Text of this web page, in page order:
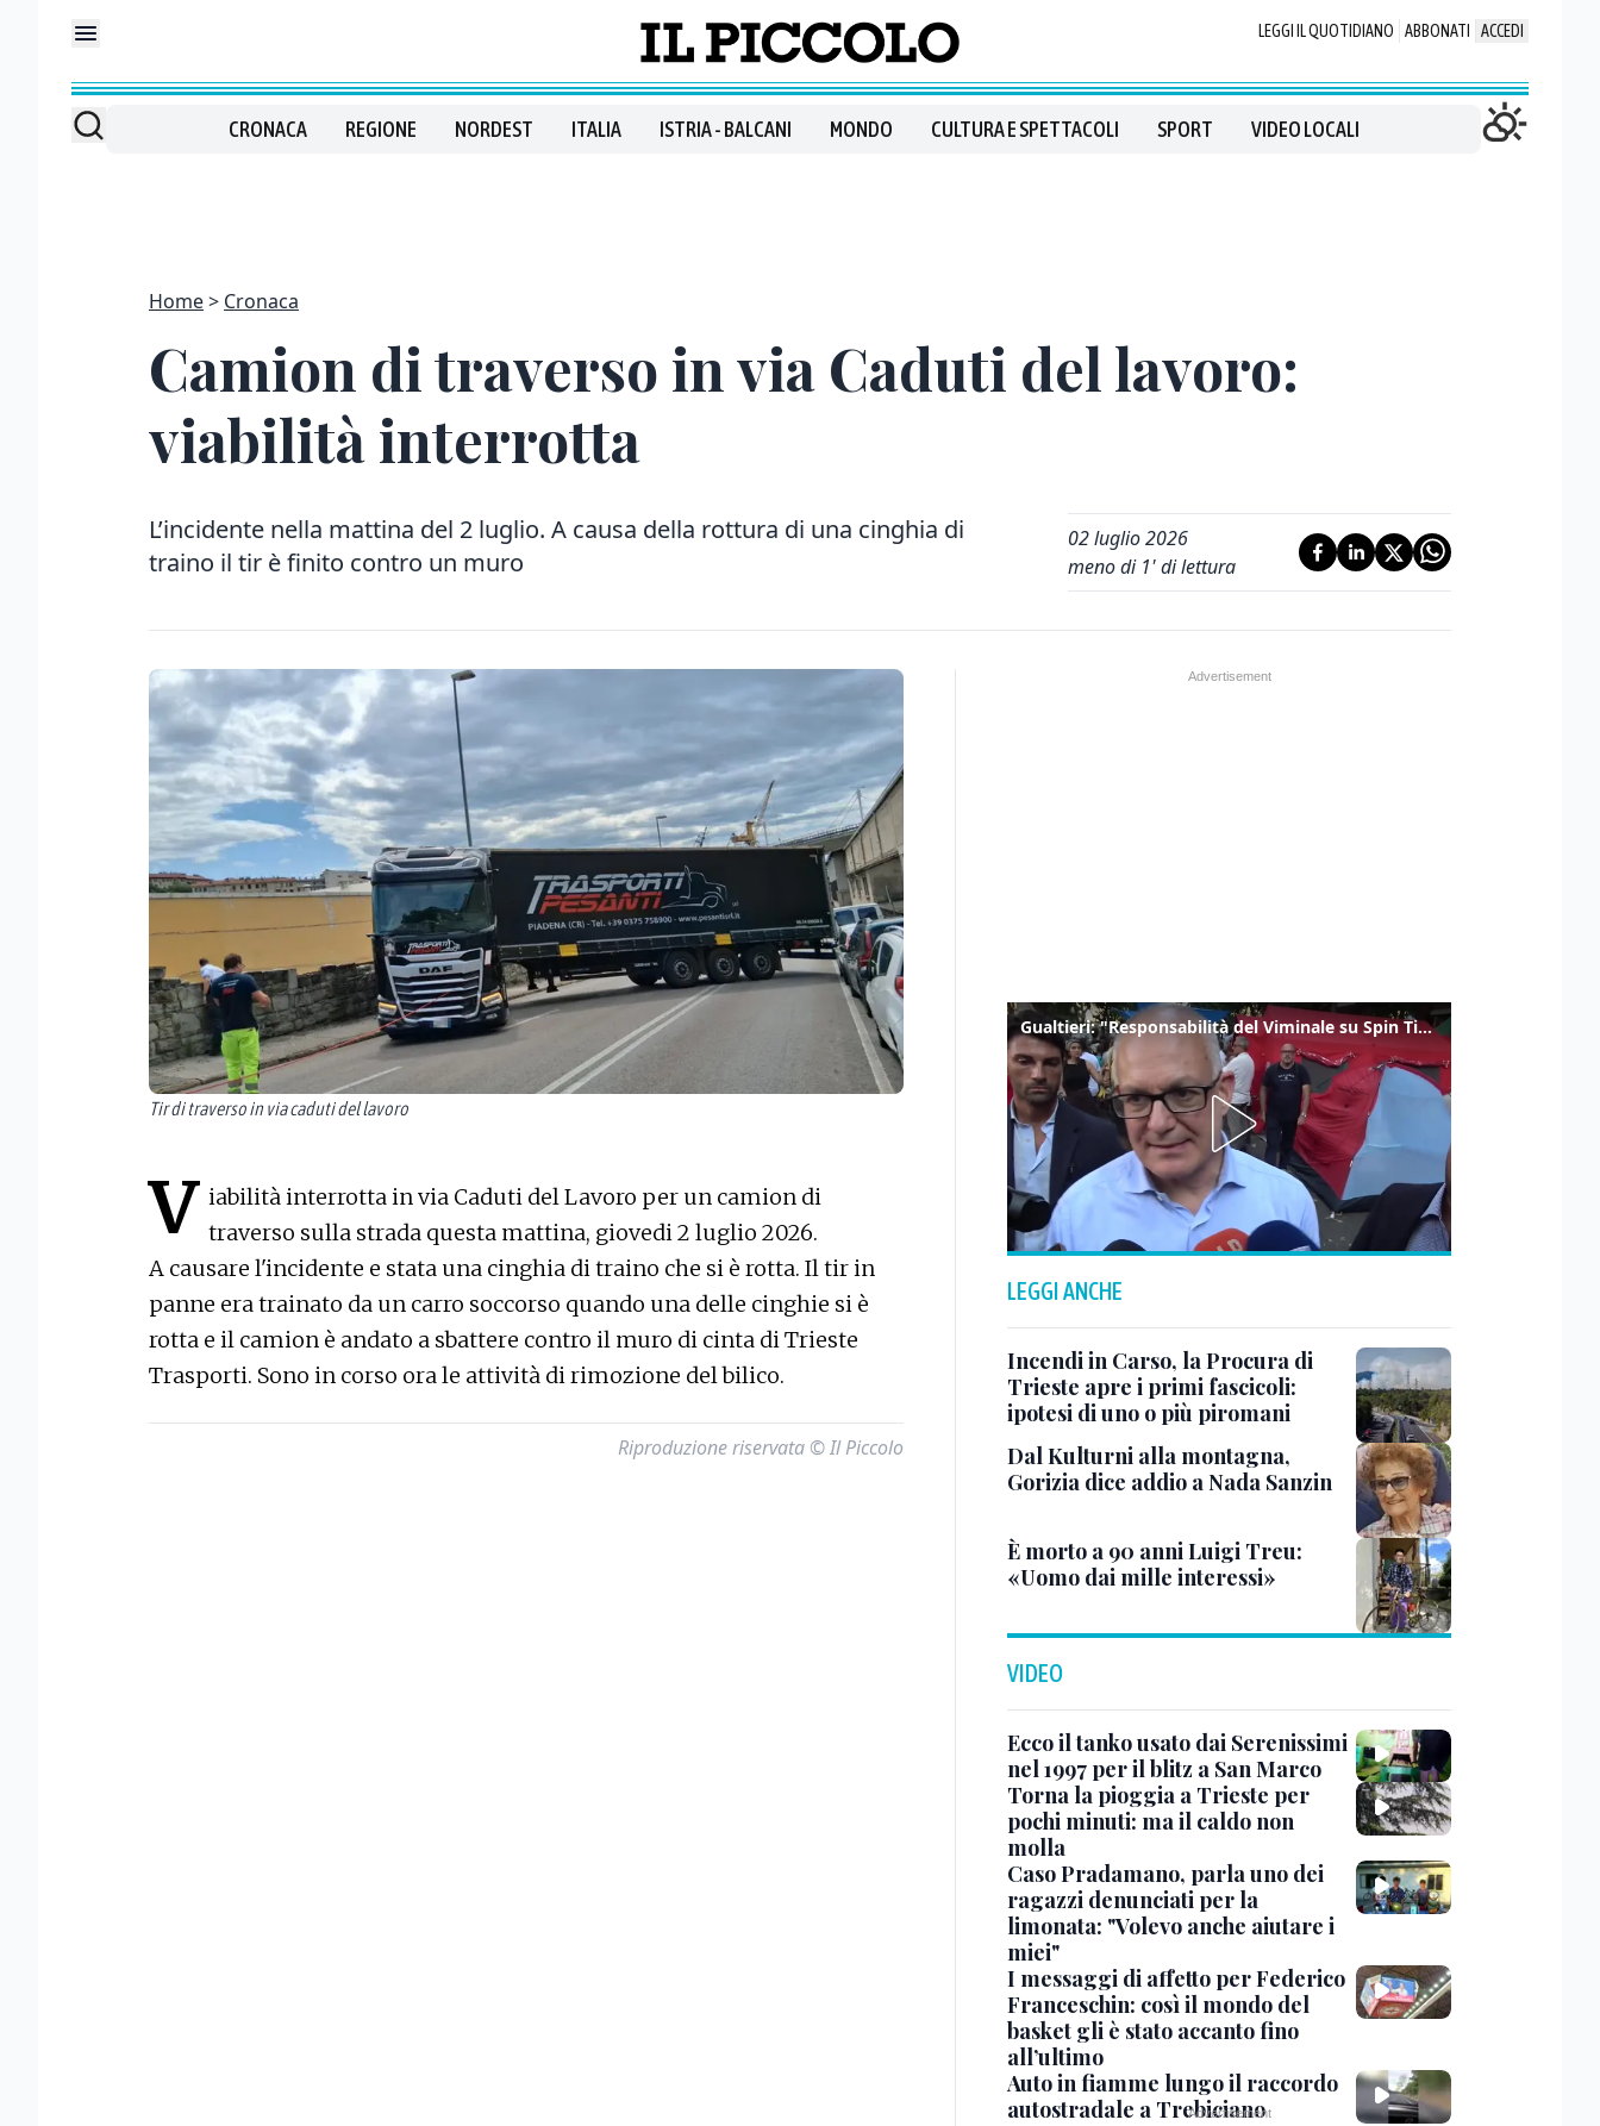
LEGGI IL QUOTIDIANO ABBONATI ACCEDI
CRONACA REGIONE NORDEST ITALIA ISTRIA - BALCANI MONDO CULTURA E SPETTACOLI SPORT VIDEO LOCALI
Home Cronaca
Camion di traverso in via Caduti del lavoro:
viabilità interrotta
L’incidente nella mattina del 2 luglio. A causa della rottura di una cinghia di
traino il tir è finito contro un muro
02 luglio 2026
meno di 1' di lettura
Tir di traverso in via caduti del lavoro
V iabilità interrotta in via Caduti del Lavoro per un camion di
traverso sulla strada questa mattina, giovedi 2 luglio 2026.
A causare l'incidente e stata una cinghia di traino che si è rotta. Il tir in
panne era trainato da un carro soccorso quando una delle cinghie si è
rotta e il camion è andato a sbattere contro il muro di cinta di Trieste
Trasporti. Sono in corso ora le attività di rimozione del bilico.
Riproduzione riservata © Il Piccolo
Gualtieri: "Responsabilità del Viminale su Spin Time? La posizione dei partiti è nota"
LEGGI ANCHE
Incendi in Carso, la Procura di
Trieste apre i primi fascicoli:
ipotesi di uno o più piromani
Dal Kulturni alla montagna,
Gorizia dice addio a Nada Sanzin
È morto a 90 anni Luigi Treu:
«Uomo dai mille interessi»
VIDEO
Ecco il tanko usato dai Serenissimi
nel 1997 per il blitz a San Marco
Torna la pioggia a Trieste per
pochi minuti: ma il caldo non
molla
Caso Pradamano, parla uno dei
ragazzi denunciati per la
limonata: "Volevo anche aiutare i
miei"
I messaggi di affetto per Federico
Franceschin: così il mondo del
basket gli è stato accanto fino
all’ultimo
Auto in fiamme lungo il raccordo
autostradale a Trebiciano